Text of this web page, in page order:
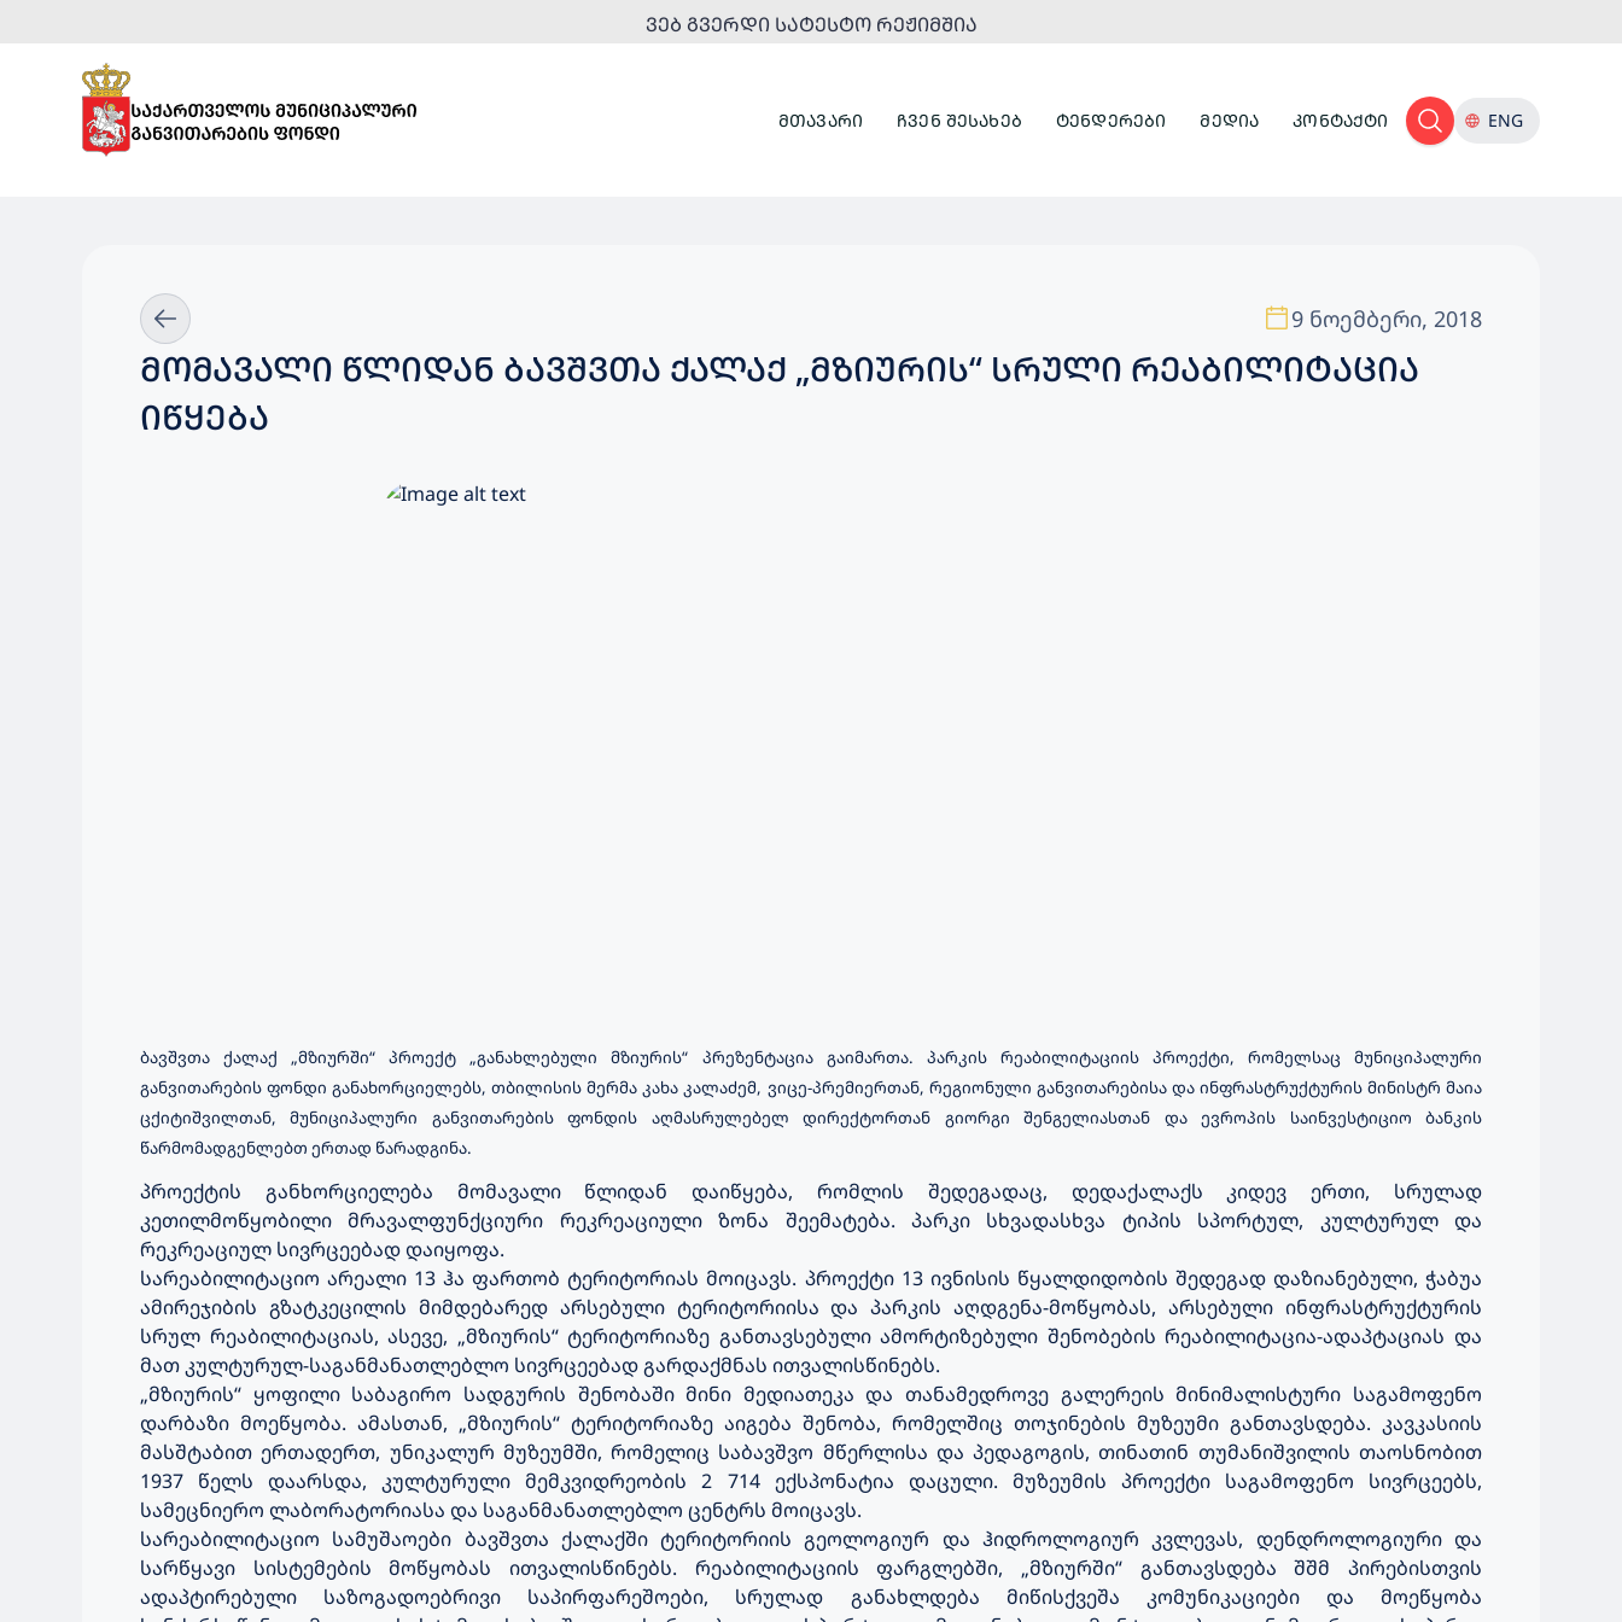
ᲕᲔᲑ ᲒᲕᲔᲠᲓᲘ ᲡᲐᲢᲔᲡᲢᲝ ᲠᲔᲟᲘᲛᲨᲘᲐ
ᲛᲗᲐᲕᲐᲠᲘ ᲩᲕᲔᲜ ᲨᲔᲡᲐᲮᲔᲑ ᲢᲔᲜᲓᲔᲠᲔᲑᲘ ᲛᲔᲓᲘᲐ ᲙᲝᲜᲢᲐᲥᲢᲘ ENG
9 ნოემბერი, 2018
ᲛᲝᲛᲐᲕᲐᲚᲘ ᲬᲚᲘᲓᲐᲜ ᲑᲐᲕᲨᲕᲗᲐ ᲥᲐᲚᲐᲥ „ᲛᲖᲘᲣᲠᲘᲡ“ ᲡᲠᲣᲚᲘ ᲠᲔᲐᲑᲘᲚᲘᲢᲐᲪᲘᲐ
ᲘᲬᲧᲔᲑᲐ
ბავშვთა ქალაქ „მზიურში“ პროექტ „განახლებული მზიურის“ პრეზენტაცია გაიმართა. პარკის რეაბილიტაციის პროექტი, რომელსაც მუნიციპალური
განვითარების ფონდი განახორციელებს, თბილისის მერმა კახა კალაძემ, ვიცე-პრემიერთან, რეგიონული განვითარებისა და ინფრასტრუქტურის მინისტრ მაია
ცქიტიშვილთან, მუნიციპალური განვითარების ფონდის აღმასრულებელ დირექტორთან გიორგი შენგელიასთან დაევროპის საინვესტიციო ბანკის
წარმომადგენლებთ ერთად წარადგინა.
პროექტის განხორციელება მომავალი წლიდან დაიწყება, რომლის შედეგადაც, დედაქალაქს კიდევ ერთი, სრულად
კეთილმოწყობილი მრავალფუნქციური რეკრეაციული ზონა შეემატება. პარკი სხვადასხვა ტიპის სპორტულ, კულტურულ და
რეკრეაციულ სივრცეებად დაიყოფა.
სარეაბილიტაციო არეალი 13 ჰა ფართობ ტერიტორიას მოიცავს. პროექტი 13 ივნისის წყალდიდობის შედეგად დაზიანებული, ჭაბუა
ამირეჯიბის გზატკეცილის მიმდებარედ არსებული ტერიტორიისა და პარკის აღდგენა-მოწყობას, არსებული ინფრასტრუქტურის
სრულ რეაბილიტაციას, ასევე, „მზიურის“ ტერიტორიაზე განთავსებული ამორტიზებული შენობების რეაბილიტაცია-ადაპტაციას და
მათ კულტურულ-საგანმანათლებლო სივრცეებად გარდაქმნას ითვალისწინებს.
„მზიურის“ ყოფილი საბაგირო სადგურის შენობაში მინი მედიათეკა და თანამედროვე გალერეის მინიმალისტური საგამოფენო
დარბაზი მოეწყობა. ამასთან, „მზიურის“ ტერიტორიაზე აიგება შენობა, რომელშიც თოჯინების მუზეუმი განთავსდება. კავკასიის
მასშტაბით ერთადერთ, უნიკალურ მუზეუმში, რომელიც საბავშვო მწერლისა და პედაგოგის, თინათინ თუმანიშვილის თაოსნობით
1937 წელს დაარსდა, კულტურული მემკვიდრეობის 2 714 ექსპონატია დაცული. მუზეუმის პროექტი საგამოფენო სივრცეებს,
სამეცნიერო ლაბორატორიასა და საგანმანათლებლო ცენტრს მოიცავს.
სარეაბილიტაციო სამუშაოები ბავშვთა ქალაქში ტერიტორიის გეოლოგიურ და ჰიდროლოგიურ კვლევას, დენდროლოგიური და
სარწყავი სისტემების მოწყობას ითვალისწინებს. რეაბილიტაციის ფარგლებში, „მზიურში“ განთავსდება შშმ პირებისთვის
ადაპტირებული საზოგადოებრივი საპირფარეშოები, სრულად განახლდება მიწისქვეშა კომუნიკაციები და მოეწყობა